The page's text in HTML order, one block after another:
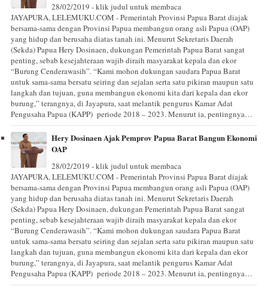
28/02/2019 - klik judul untuk membaca
JAYAPURA, LELEMUKU.COM - Pemerintah Provinsi Papua Barat diajak
bersama-sama dengan Provinsi Papua membangun orang asli Papua (OAP)
yang hidup dan berusaha diatas tanah ini. Menurut Sekretaris Daerah
(Sekda) Papua Hery Dosinaen, dukungan Pemerintah Papua Barat sangat
penting, sebab kesejahteraan wajib diraih masyarakat kepala dan ekor
“Burung Cenderawasih”. “Kami mohon dukungan saudara Papua Barat
untuk sama-sama bersatu seiring dan sejalan serta satu pikiran maupun satu
langkah dan tujuan, guna membangun ekonomi kita dari kepala dan ekor
burung,” terangnya, di Jayapura, saat melantik pengurus Kamar Adat
Pengusaha Papua (KAPP) periode 2018 – 2023. Menurut ia, pentingnya…
Hery Dosinaen Ajak Pemprov Papua Barat Bangun Ekonomi
OAP
28/02/2019 - klik judul untuk membaca
JAYAPURA, LELEMUKU.COM - Pemerintah Provinsi Papua Barat diajak
bersama-sama dengan Provinsi Papua membangun orang asli Papua (OAP)
yang hidup dan berusaha diatas tanah ini. Menurut Sekretaris Daerah
(Sekda) Papua Hery Dosinaen, dukungan Pemerintah Papua Barat sangat
penting, sebab kesejahteraan wajib diraih masyarakat kepala dan ekor
“Burung Cenderawasih”. “Kami mohon dukungan saudara Papua Barat
untuk sama-sama bersatu seiring dan sejalan serta satu pikiran maupun satu
langkah dan tujuan, guna membangun ekonomi kita dari kepala dan ekor
burung,” terangnya, di Jayapura, saat melantik pengurus Kamar Adat
Pengusaha Papua (KAPP) periode 2018 – 2023. Menurut ia, pentingnya…